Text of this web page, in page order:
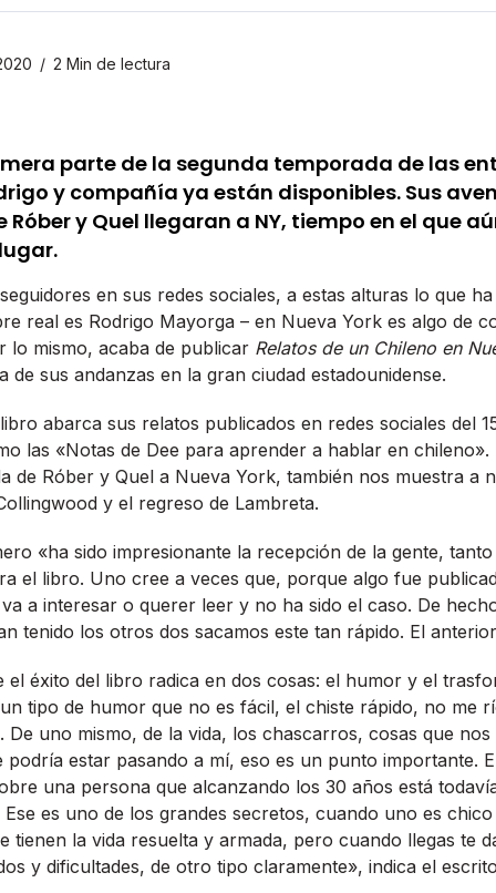
2 Min de lectura
parte de la segunda temporada de las
y compañía ya están disponibles. Sus
Róber y Quel llegaran a NY, tiempo en el que
en sus redes sociales, a estas alturas lo que
real es Rodrigo Mayorga – en Nueva York es algo de
lo mismo, acaba de publicar Relatos de un Chileno en
de sus andanzas en la gran ciudad estadounidense.
abarca sus relatos publicados en redes sociales del
las «Notas de Dee para aprender a hablar en
de Róber y Quel a Nueva York, también nos muestra a
y el regreso de Lambreta.
«ha sido impresionante la recepción de la gente,
el libro. Uno cree a veces que, porque algo fue
a interesar o querer leer y no ha sido el caso. De
tenido los otros dos sacamos este tan rápido. El
el éxito del libro radica en dos cosas: el humor y el
tipo de humor que no es fácil, el chiste rápido, no me
De uno mismo, de la vida, los chascarros, cosas que
estar pasando a mí, eso es un punto importante.
una persona que alcanzando los 30 años está
es uno de los grandes secretos, cuando uno es
tienen la vida resuelta y armada, pero cuando llegas te
y dificultades, de otro tipo claramente», indica el